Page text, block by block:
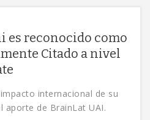
es reconocido como
Citado a nivel
internacional de su
aporte de BrainLat UAI.